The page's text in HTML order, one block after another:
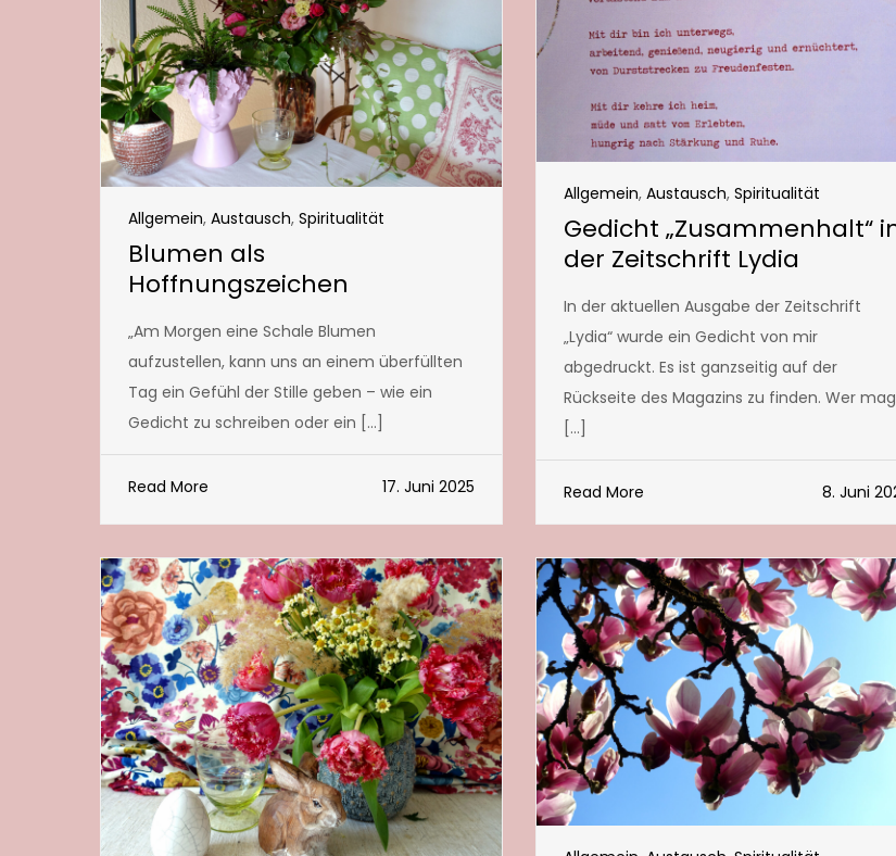
Allgemein, Austausch, Spiritualität
Blumen als
Hoffnungszeichen
„Am Morgen eine Schale Blumen
aufzustellen, kann uns an einem überfüllten
Tag ein Gefühl der Stille geben – wie ein
Gedicht zu schreiben oder ein […]
Read More 17. Juni 2025
Allgemein, Austausch, Spiritualität
Gedicht „Zusammenhalt“
der Zeitschrift Lydia
In der aktuellen Ausgabe der Zeitschrift
„Lydia“ wurde ein Gedicht von mir
abgedruckt. Es ist ganzseitig auf der
Rückseite des Magazins zu finden. Wer
[…]
Read More 8. Juni